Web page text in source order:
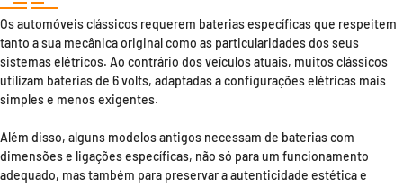
Os automóveis clássicos requerem baterias específicas que respeitem
tanto a sua mecânica original como as particularidades dos seus
sistemas elétricos. Ao contrário dos veículos atuais, muitos clássicos
utilizam baterias de 6 volts, adaptadas a configurações elétricas mais
simples e menos exigentes.
Além disso, alguns modelos antigos necessam de baterias com
dimensões e ligações específicas, não só para um funcionamento
adequado, mas também para preservar a autenticidade estética e